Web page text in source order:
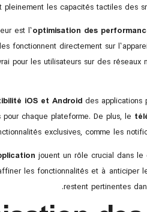
les capacités tactiles des
est l’optimisation des
fonctionnent directement sur
pour les utilisateurs sur des
iOS et Androiddes applications
pour chaque plateforme. De plus, le
exclusives, comme les
jouent un rôle crucial dans le
les fonctionnalités et à anticiper
restent pertinentes